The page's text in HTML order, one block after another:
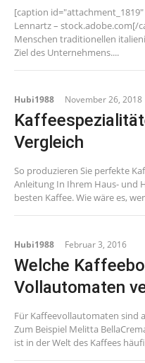
[caption
Lennartz – stock.adobe.com[/
Menschen traditionellen
Ziel des Unternehmens....
Hubi1988 November 26, 2018
Vergleich
So produzieren Sie perfekte
Anleitung In Ihrem Haus- und
besten Kaffee. Wie wäre es,
Hubi1988 Februar 3, 2016
Welche
Vollautomaten
Für Kaffeevollautomaten sind
Zum Beispiel Melitta
ist in der Welt des Kaffees